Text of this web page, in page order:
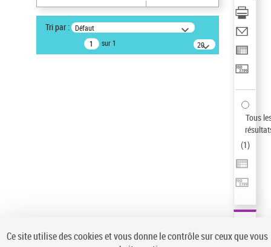
Type de notice d'autorité
Tri par : Défaut
sur 1
20
résultats/page
Tous
(1)
Ce site utilise des cookies et vous donne le contrôle sur ceux que vous